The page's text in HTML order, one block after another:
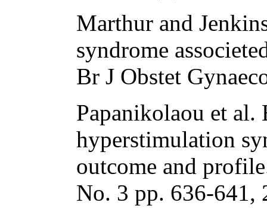
Marthur and
syndrome
Br J Obstet
Papanikolaou et al.
hyperstimulation
outcome and
No. 3 pp. 636-641,